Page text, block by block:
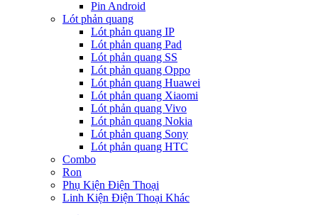
Pin Android
Lót phản quang
Lót phản quang IP
Lót phản quang Pad
Lót phản quang SS
Lót phản quang Oppo
Lót phản quang Huawei
Lót phản quang Xiaomi
Lót phản quang Vivo
Lót phản quang Nokia
Lót phản quang Sony
Lót phản quang HTC
Combo
Ron
Phụ Kiện Điện Thoại
Linh Kiện Điện Thoại Khác